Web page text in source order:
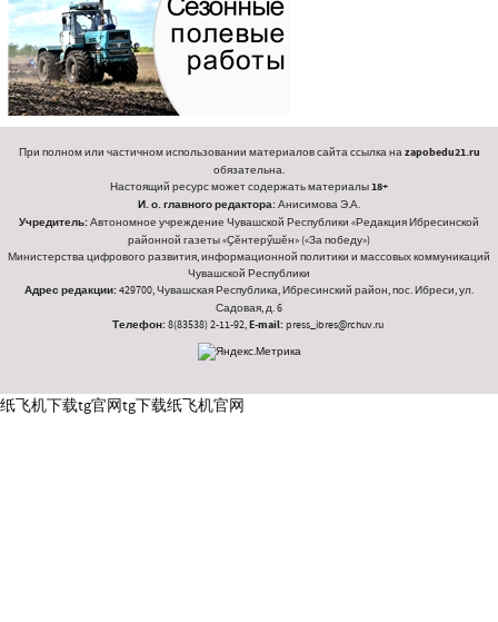
При полном или частичном использовании материалов сайта ссылка наzapobedu21.ru
обязательна.
Настоящий ресурс может содержать материалы18+
И. о. главного редактора:Анисимова Э.А.
Учредитель:Автономное учреждение Чувашской Республики «Редакция Ибресинской
районной газеты «Ҫӗнтерӳшӗн» («За победу»)
Министерства цифрового развития, информационной политики и массовых коммуникаций
Чувашской Республики
Адрес редакции:429700, Чувашская Республика, Ибресинский район, пос. Ибреси, ул.
Садовая, д. 6
Телефон:8(83538) 2-11-92,E-mail:press_ibres@rchuv.ru
纸飞机下载tg官网tg下载纸飞机官网